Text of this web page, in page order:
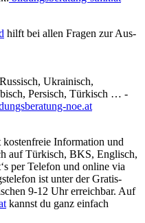
hilft bei allen Fragen zur Aus-
Ukrainisch,
Persisch, Türkisch … -
noe.at
Information und
auf Türkisch, BKS, Englisch,
per Telefon und online via
ist unter der Gratis-
9-12 Uhr erreichbar. Auf
kannst du ganz einfach